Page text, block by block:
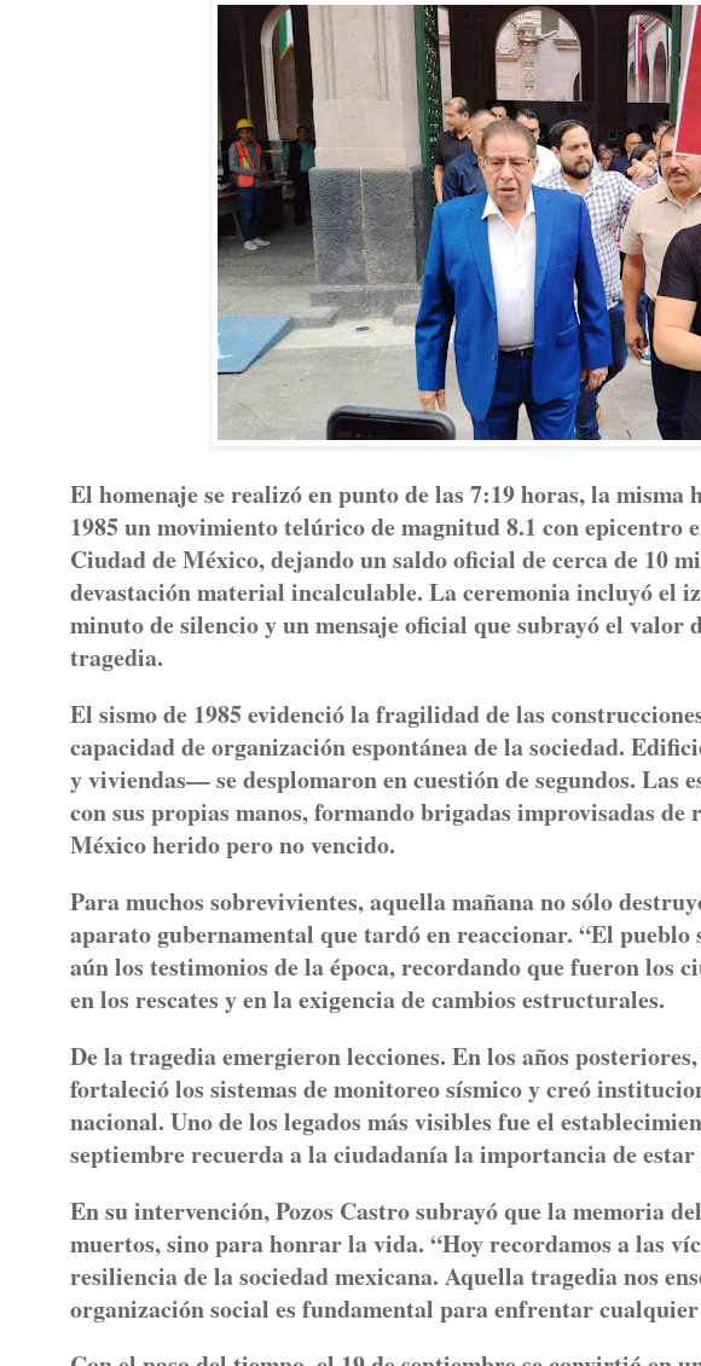
El homenaje se realizó en punto de las 7:19 horas, la misma
1985 un movimiento telúrico de magnitud 8.1 con epicentro
Ciudad de México, dejando un saldo oficial de cerca de 10
devastación material incalculable. La ceremonia incluyó el
minuto de silencio y un mensaje oficial que subrayó el
tragedia.
El sismo de 1985 evidenció la fragilidad de las
capacidad de organización espontánea de la sociedad.
y viviendas— se desplomaron en cuestión de segundos. Las
con sus propias manos, formando brigadas improvisadas de
México herido pero no vencido.
Para muchos sobrevivientes, aquella mañana no sólo
aparato gubernamental que tardó en reaccionar. “El
aún los testimonios de la época, recordando que fueron los
en los rescates y en la exigencia de cambios estructurales.
De la tragedia emergieron lecciones. En los años
fortaleció los sistemas de monitoreo sísmico y creó
nacional. Uno de los legados más visibles fue el
septiembre recuerda a la ciudadanía la importancia de
En su intervención, Pozos Castro subrayó que la memoria
muertos, sino para honrar la vida. “Hoy recordamos a las
resiliencia de la sociedad mexicana. Aquella tragedia nos
organización social es fundamental para enfrentar